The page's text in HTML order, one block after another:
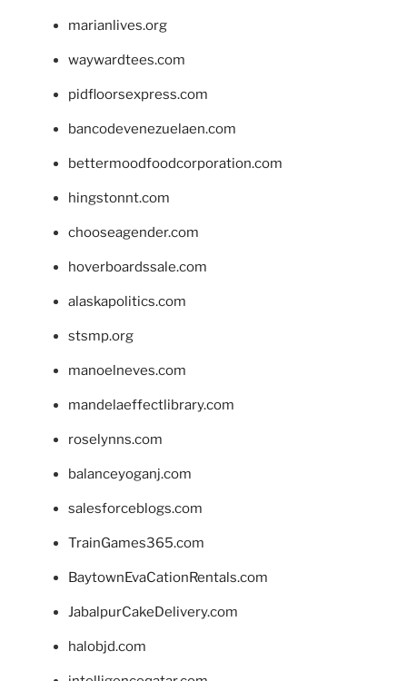
marianlives.org
waywardtees.com
pidfloorsexpress.com
bancodevenezuelaen.com
bettermoodfoodcorporation.com
hingstonnt.com
chooseagender.com
hoverboardssale.com
alaskapolitics.com
stsmp.org
manoelneves.com
mandelaeffectlibrary.com
roselynns.com
balanceyoganj.com
salesforceblogs.com
TrainGames365.com
BaytownEvaCationRentals.com
JabalpurCakeDelivery.com
halobjd.com